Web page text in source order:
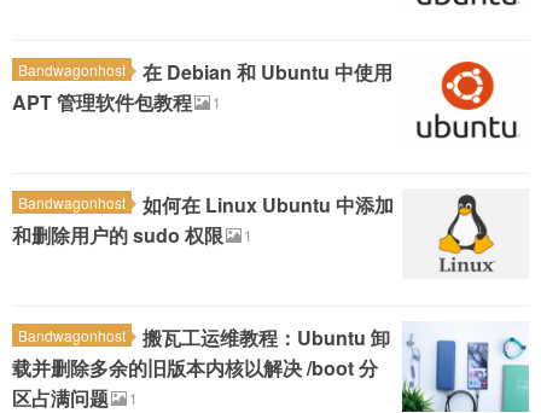
Bandwagonhost
在 Debian 和 Ubuntu 中使用
APT 管理软件包教程
1
Bandwagonhost
如何在 Linux Ubuntu 中添加
和删除用户的 sudo 权限
1
Bandwagonhost
搬瓦工运维教程：Ubuntu 卸
载并删除多余的旧版本内核以解决 /boot 分
区占满问题
1